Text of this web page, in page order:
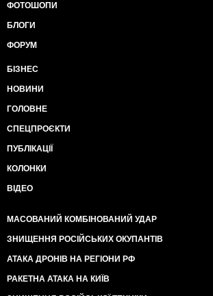
ФОТОШОПИ
БЛОГИ
ФОРУМ
БІЗНЕС
НОВИНИ
ГОЛОВНЕ
СПЕЦПРОЄКТИ
ПУБЛІКАЦІЇ
КОЛОНКИ
ВІДЕО
МАСОВАНИЙ КОМБІНОВАНИЙ УДАР
ЗНИЩЕННЯ РОСІЙСЬКИХ ОКУПАНТІВ
АТАКА ДРОНІВ НА РЕГІОНИ РФ
РАКЕТНА АТАКА НА КИЇВ